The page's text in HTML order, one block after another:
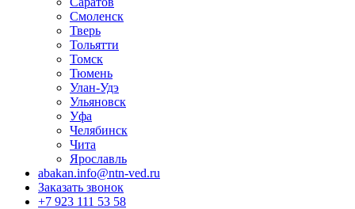
Смоленск
Тверь
Тольятти
Томск
Тюмень
Улан-Удэ
Ульяновск
Уфа
Челябинск
Чита
Ярославль
abakan.info@ntn-ved.ru
Заказать звонок
+7 923 111 53 58